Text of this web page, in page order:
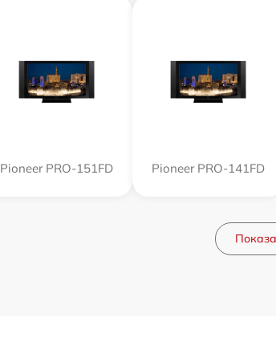
Pioneer PRO-151FD Pioneer PRO-141FD